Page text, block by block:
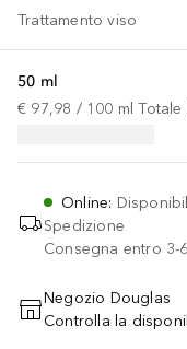
Trattamento viso
50 ml
€ 97,98 / 100 ml Totale
Online:
Spedizione
Consegna entro 3-
Negozio Douglas
Controlla la